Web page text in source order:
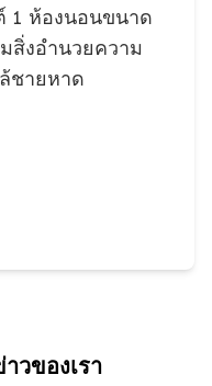
1 ห้องนอนขนาด
สิ่งอำนวยความ
ชายหาด
วของเรา